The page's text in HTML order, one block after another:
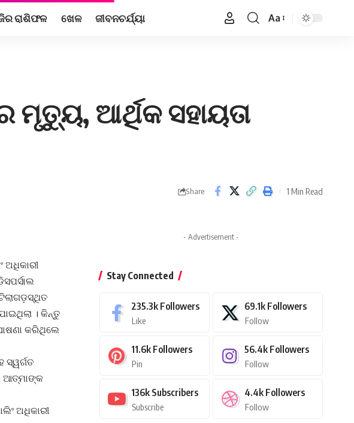
ରାଶିଫଳ ଖେଳ ଜୀବନଚର୍ଯ୍ୟା
Font
Aa
ଆର୍ଥିକ ସହାୟତା
Share 1 Min Read
ଅଧିକାରୀ
। କିନ୍ତୁ
କରିଥିଲେ
ସ୍ୱର୍ଗତ
ଆତ୍ମାଙ୍କ
ଅଧିକାରୀ
- Advertisement -
Stay Connected
235.3k Followers
Like
69.1k Followers
Follow
11.6k Followers
Pin
56.4k Followers
Follow
136k Subscribers
Subscribe
4.4k Followers
Follow